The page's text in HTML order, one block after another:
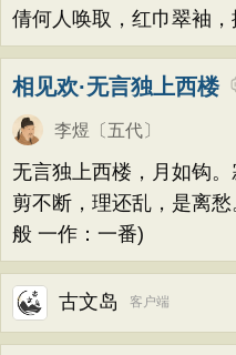
倩何人唤取，红巾翠袖
相见欢·无言独上西楼
李煜 〔五代〕
无言独上西楼，月如钩。
剪不断，理还乱，是离
般 一作：一番)
古文岛 客户端